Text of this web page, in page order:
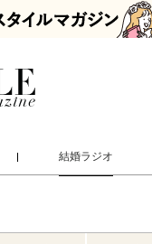
結婚ラジオ